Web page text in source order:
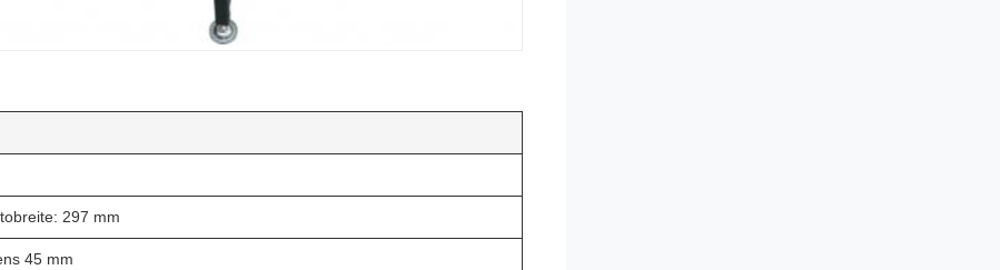
297 mm
45 mm